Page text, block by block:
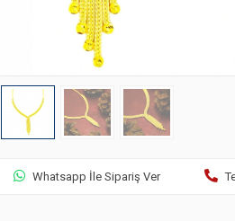
Whatsapp İle Sipariş Ver